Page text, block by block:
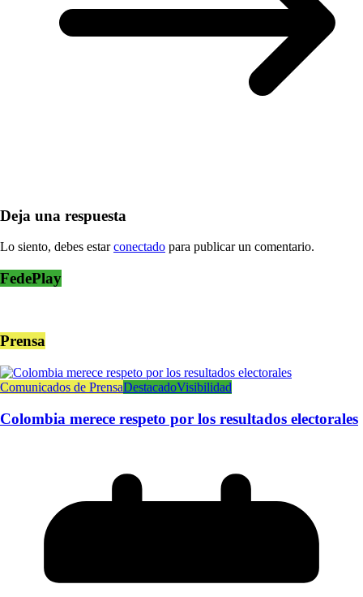
Deja una respuesta
Lo siento, debes estarconectado para publicar un comentario.
FedePlay
Prensa
Comunicados de PrensaDestacadoVisibilidad
Colombia merece respeto por los resultados electorales